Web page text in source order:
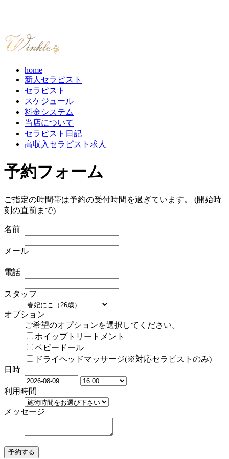
home
新人セラピスト
セラピスト
スケジュール
料金システム
当店について
セラピスト日記
高収入セラピスト求人
予約フォーム
ご指定の時間帯は予約の受付時間を過ぎています。 (開始時
刻の直前まで)
名前
メール
電話
スタッフ
オプション
ご希望のオプションを選択してください。
ホイップトリートメント
ベビードール
ドライヘッドマッサージ(※対応セラピストのみ)
日時
利用時間
メッセージ